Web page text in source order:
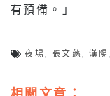
有預備。」
夜場,張文慈,漢陽